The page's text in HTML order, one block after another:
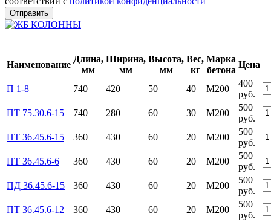
Наименование
Длина,
мм
Ширина,
мм
Высота,
мм
Вес,
кг
Марка
бетона
Цена
П 1-8 740 420 50 40 М200
400
руб.
ПТ 75.30.6-15
740 280 60 30 М200
500
руб.
ПТ 36.45.6-15
360 430 60 20 М200
500
руб.
ПТ 36.45.6-6
360 430 60 20 М200
500
руб.
ПД 36.45.6-15
360 430 60 20 М200
500
руб.
ПТ 36.45.6-12
360 430 60 20 М200
500
руб.